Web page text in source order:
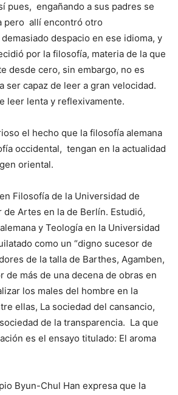
pues, engañando a sus padres se
pero allí encontró otro
despacio en ese idioma, y
por la filosofía, materia de la que
desde cero, sin embargo, no es
ser capaz de leer a gran velocidad.
leer lenta y reflexivamente.
el hecho que la filosofía alemana
occidental, tengan en la actualidad
oriental.
Filosofía de la Universidad de
Artes en la de Berlín. Estudió,
y Teología en la Universidad
como un “digno sucesor de
de la talla de Barthes, Agamben,
de más de una decena de obras en
los males del hombre en la
ellas, La sociedad del cansancio,
de la transparencia. La que
es el ensayo titulado: El aroma
Byun-Chul Han expresa que la